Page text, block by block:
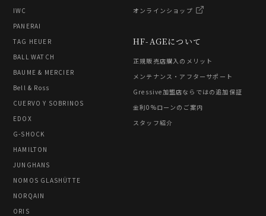
IWC
PANERAI
TAG HEUER
BALL WATCH
BAUME & MERCIER
Bell & Ross
CUERVO Y SOBRINOS
EDOX
G-SHOCK
HAMILTON
JUNGHANS
NOMOS GLASHÜTTE
NORQAIN
ORIS
HF-AGEについて
正規販売店購入のメリット
メンテナンス・アフターサポート
Gressive加盟店ならではの追加保証
金利0%ローンのご案内
スタッフ紹介
オンラインショップ